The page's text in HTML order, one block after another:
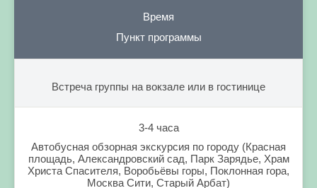
Время
Пункт программы
Встреча группы на вокзале или в гостинице
3-4 часа
Автобусная обзорная экскурсия по городу (Красная
площадь, Александровский сад, Парк Зарядье, Храм
Христа Спасителя, Воробьёвы горы, Поклонная гора,
Москва Сити, Старый Арбат)